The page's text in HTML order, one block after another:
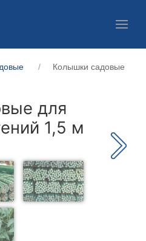
Колышки садовые
для
1,5 м